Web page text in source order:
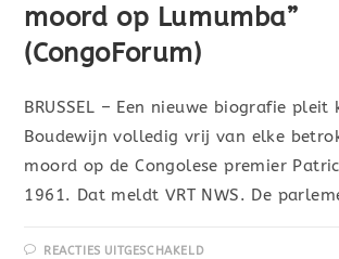
moord op Lumumba”
(CongoForum)
BRUSSEL – Een nieuwe biografie pleit
Boudewijn volledig vrij van elke
moord op de Congolese premier
1961. Dat meldt VRT NWS. De
REACTIES UITGESCHAKELD